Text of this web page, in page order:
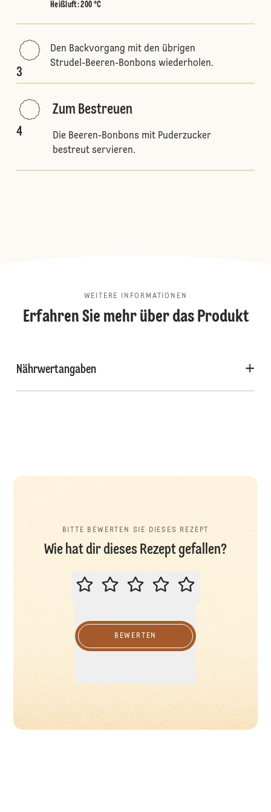
Heißluft:200 °C
3
Den Backvorgang mit den übrigen
Strudel-Beeren-Bonbons wiederholen.
4
Zum Bestreuen
Die Beeren-Bonbons mit Puderzucker
bestreut servieren.
WEITERE INFORMATIONEN
Erfahren Sie mehr über das Produkt
Nährwertangaben
BITTE BEWERTEN SIE DIESES REZEPT
Wie hat dir dieses Rezept gefallen?
BITTE BEWERTEN SIE DIESES
BEWERTEN